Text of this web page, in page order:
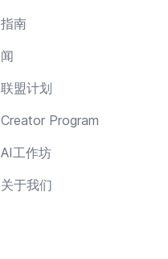
指南
闻
联盟计划
Creator Program
AI工作坊
关于我们